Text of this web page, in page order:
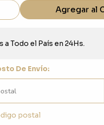
Agregar al
a Todo el País en 24Hs.
De Envío:
postal